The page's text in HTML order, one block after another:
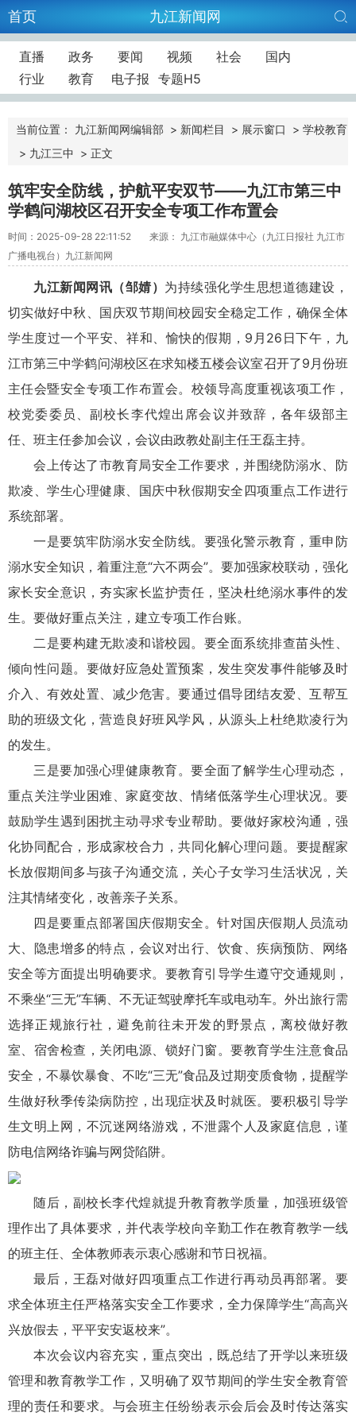
首页 九江新闻网
直播 政务 要闻 视频 社会
国内
行业
教育 电子报 专题H5
当前位置： 九江新闻网编辑部 > 新闻栏目 > 展示窗口 > 学校教育
> 九江三中 > 正文
筑牢安全防线，护航平安双节——九江市第三中
学鹤问湖校区召开安全专项工作布置会
时间：2025-09-28 22:11:52
来源： 九江市融媒体中心（九江日报社 九江市
广播电视台）九江新闻网
九江新闻网讯（邹婧） 为持续强化学生思想道德建设，
切实做好中秋、国庆双节期间校园安全稳定工作，确保全体
学生度过一个平安、祥和、愉快的假期，9月26日下午，九
江市第三中学鹤问湖校区在求知楼五楼会议室召开了9月份班
主任会暨安全专项工作布置会。校领导高度重视该项工作，
校党委委员、副校长李代煌出席会议并致辞，各年级部主
任、班主任参加会议，会议由政教处副主任王磊主持。
会上传达了市教育局安全工作要求，并围绕防溺水、防
欺凌、学生心理健康、国庆中秋假期安全四项重点工作进行
系统部署。
一是要筑牢防溺水安全防线。要强化警示教育，重申防
溺水安全知识，着重注意“六不两会”。要加强家校联动，强化
家长安全意识，夯实家长监护责任，坚决杜绝溺水事件的发
生。要做好重点关注，建立专项工作台账。
二是要构建无欺凌和谐校园。要全面系统排查苗头性、
倾向性问题。要做好应急处置预案，发生突发事件能够及时
介入、有效处置、减少危害。要通过倡导团结友爱、互帮互
助的班级文化，营造良好班风学风，从源头上杜绝欺凌行为
的发生。
三是要加强心理健康教育。要全面了解学生心理动态，
重点关注学业困难、家庭变故、情绪低落学生心理状况。要
鼓励学生遇到困扰主动寻求专业帮助。要做好家校沟通，强
化协同配合，形成家校合力，共同化解心理问题。要提醒家
长放假期间多与孩子沟通交流，关心子女学习生活状况，关
注其情绪变化，改善亲子关系。
四是要重点部署国庆假期安全。针对国庆假期人员流动
大、隐患增多的特点，会议对出行、饮食、疾病预防、网络
安全等方面提出明确要求。要教育引导学生遵守交通规则，
不乘坐“三无”车辆、不无证驾驶摩托车或电动车。外出旅行需
选择正规旅行社，避免前往未开发的野景点，离校做好教
室、宿舍检查，关闭电源、锁好门窗。要教育学生注意食品
安全，不暴饮暴食、不吃“三无”食品及过期变质食物，提醒学
生做好秋季传染病防控，出现症状及时就医。要积极引导学
生文明上网，不沉迷网络游戏，不泄露个人及家庭信息，谨
防电信网络诈骗与网贷陷阱。
随后， 副校长李代煌就提升教育教学质量，加强班级管
理作出了具体要求，并代表学校向辛勤工作在教育教学一线
的班主任、全体教师表示衷心感谢和节日祝福。
最后， 王磊对做好四项重点工作进行再动员再部署。要
求全体班主任严格落实安全工作要求，全力保障学生“高高兴
兴放假去，平平安安返校来”。
本次会议内容充实，重点突出，既总结了开学以来班级
管理和教育教学工作，又明确了双节期间的学生安全教育管
理的责任和要求。与会班主任纷纷表示会后会及时传达落实